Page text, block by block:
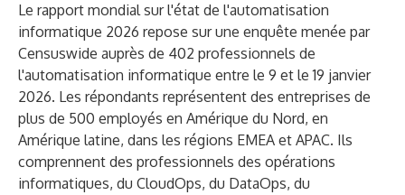
Le rapport mondial sur l'état de l'automatisation
informatique 2026 repose sur une enquête menée par
Censuswide auprès de 402 professionnels de
l'automatisation informatique entre le 9 et le 19 janvier
2026. Les répondants représentent des entreprises de
plus de 500 employés en Amérique du Nord, en
Amérique latine, dans les régions EMEA et APAC. Ils
comprennent des professionnels des opérations
informatiques, du CloudOps, du DataOps, du